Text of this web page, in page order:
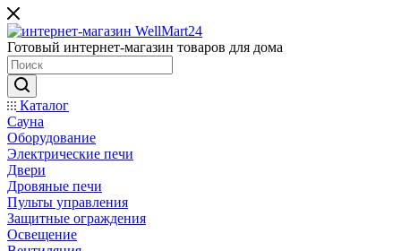
Готовый интернет-магазин товаров для дома
Каталог
Сауна
Оборудование
Электрические печи
Двери
Дровяные печи
Пульты управления
Защитные ограждения
Освещение